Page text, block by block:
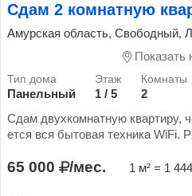
Сдам 2 комнатную
Амурская область, Свободный,
Показать
Панельный 1 / 5 2
Сдам двухкомнатную квартиру,
ется вся бытовая техника WiFi.
65 000 /мес. 1 м² = 1